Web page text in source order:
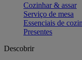
Cozinhar & assar
Serviço de mesa
Essenciais de
Presentes
Descobrir